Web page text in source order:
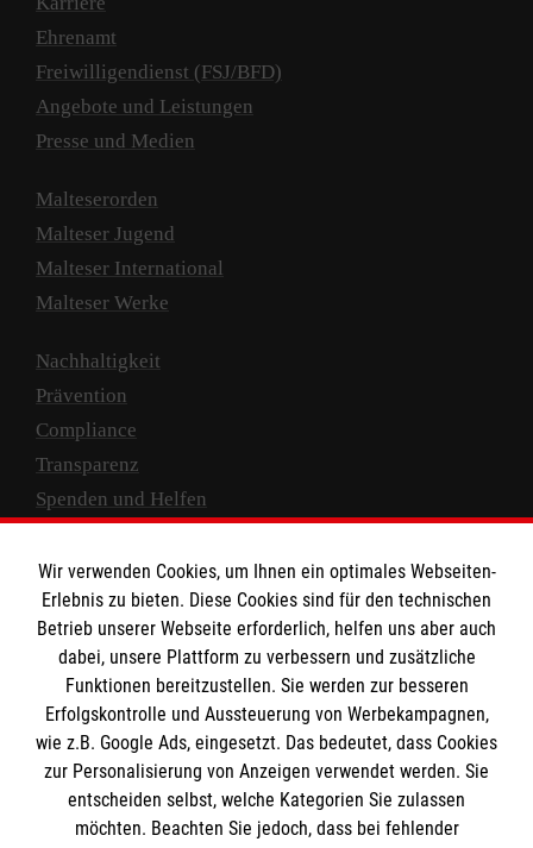
Ehrenamt
Freiwilligendienst (FSJ/BFD)
Angebote und Leistungen
Presse und Medien
Malteserorden
Malteser Jugend
Malteser International
Malteser Werke
Nachhaltigkeit
Prävention
Compliance
Transparenz
Spenden und Helfen
Empfänger: Malteser Hilfsdienst e.V.
IBAN: DE10 3706 0120 1201 2000 12
BIC: GENODED 1PA7
Wir verwenden Cookies, um Ihnen ein optimales Webseiten-
Erlebnis zu bieten. Diese Cookies sind für den technischen
Betrieb unserer Webseite erforderlich, helfen uns aber auch
dabei, unsere Plattform zu verbessern und zusätzliche
Funktionen bereitzustellen. Sie werden zur besseren
Erfolgskontrolle und Aussteuerung von Werbekampagnen,
wie z.B. Google Ads, eingesetzt. Das bedeutet, dass Cookies
zur Personalisierung von Anzeigen verwendet werden. Sie
entscheiden selbst, welche Kategorien Sie zulassen
möchten. Beachten Sie jedoch, dass bei fehlender